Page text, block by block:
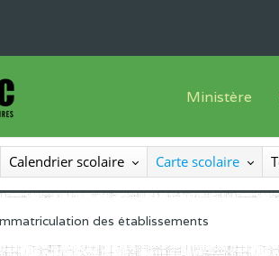
Ministère
Le Ministre
Le SEESEN
Inspection
Calendrier scolaire Carte scolaire
des établissements